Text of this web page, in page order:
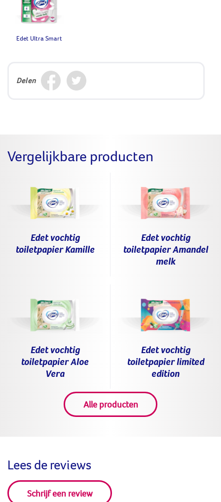
Edet Ultra Smart
Delen
Vergelijkbare producten
Edet vochtig
toiletpapier Kamille
Edet vochtig
toiletpapier Amandel
melk
Edet vochtig
toiletpapier Aloe
Vera
Edet vochtig
toiletpapier limited
edition
Alle producten
Lees de reviews
Schrijf een review